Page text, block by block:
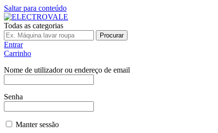
Saltar para conteúdo
Todas as categorias
Procurar
Entrar
Carrinho
Nome de utilizador ou endereço de email
Senha
Manter sessão